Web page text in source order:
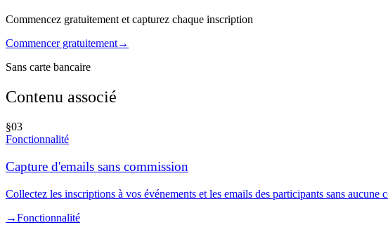
Commencez gratuitement et capturez chaque inscription
Commencer gratuitement→
Sans carte bancaire
Contenu associé
§03
Fonctionnalité
Capture d'emails sans commission
Collectez les inscriptions à vos événements et les emails des participants sans
→Fonctionnalité